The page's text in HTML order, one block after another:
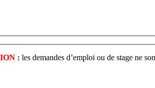
: les demandes d’emploi ou de stage ne